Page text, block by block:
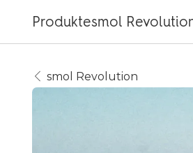
Produktesmol
smol Revolution